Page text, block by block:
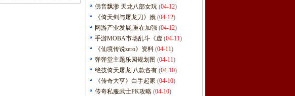
佛音飘渺 天龙八部女玩 (04-12)
《倚天剑与屠龙刀》娥 (04-12)
网游产业发展,重在加强 (04-12)
手游MOBA市场乱斗《虚 (04-11)
《仙境传说zero》资料 (04-11)
弹弹堂主题乐园规划图 (04-11)
绝技倚天屠龙 八款各有 (04-10)
《传奇大亨》白手起家 (04-10)
传奇私服武士PK攻略 (04-10)